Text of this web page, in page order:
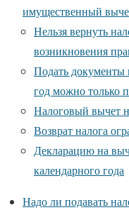
имущественный
Нельзя вернуть
возникновения
Подать документы
год можно только
Налоговый вычет
Возврат налога
Декларацию на
календарного года
Надо ли подавать